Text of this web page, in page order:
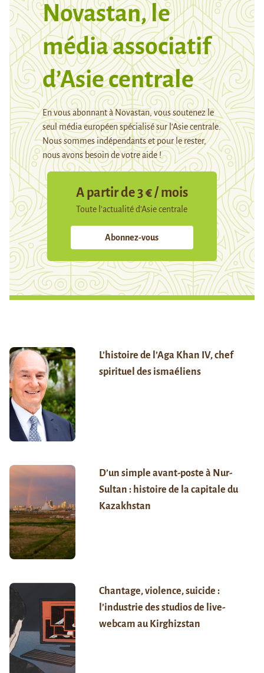
Novastan, le
média associatif
d’Asie centrale
En vous abonnant à Novastan, vous soutenez le
seul média européen spécialisé sur l’Asie centrale.
Nous sommes indépendants et pour le rester,
nous avons besoin de votre aide !
A partir de 3 € / mois
Toute l’actualité d’Asie centrale
Abonnez-vous
L’histoire de l’Aga Khan IV, chef
spirituel des ismaéliens
D’un simple avant-poste à Nur-
Sultan : histoire de la capitale du
Kazakhstan
Chantage, violence, suicide :
l’industrie des studios de live-
webcam au Kirghizstan